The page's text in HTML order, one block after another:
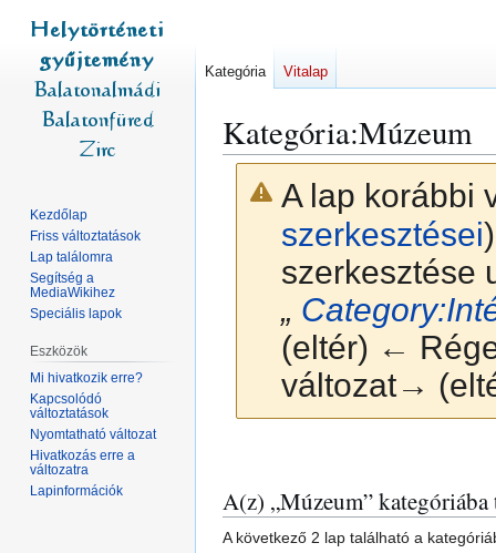
Kategória:Múzeum
A lap korábbi
szerkesztései)
szerkesztése
„
(eltér) ←
változat→
navigációhoz
kereséshez
A(z) „Múzeum”
A következő 2 lap található a
Kategória Vitalap
Kezdőlap
Friss változtatások
Lap találomra
Segítség a
MediaWikihez
Speciális lapok
Eszközök
Mi hivatkozik erre?
Kapcsolódó
változtatások
Nyomtatható változat
Hivatkozás erre a
változatra
Lapinformációk